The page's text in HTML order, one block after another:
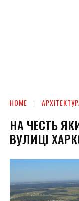
HOME
НА ЧЕСТЬ
ВУЛИЦІ